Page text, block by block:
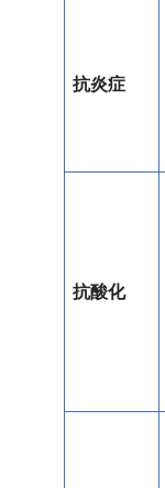
抗炎症
抗酸化